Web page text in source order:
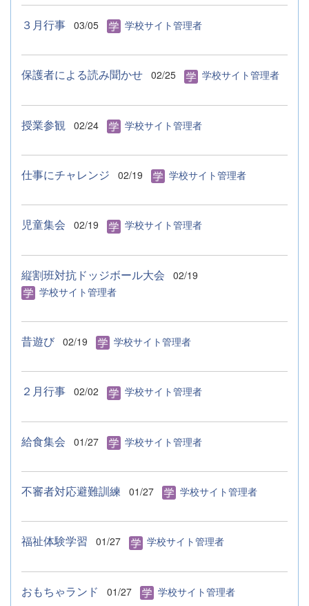
３月行事 03/05 学校サイト管理者
保護者による読み聞かせ 02/25 学校サイト管理者
授業参観 02/24 学校サイト管理者
仕事にチャレンジ 02/19 学校サイト管理者
児童集会 02/19 学校サイト管理者
縦割班対抗ドッジボール大会
02/19
学校サイト管理者
昔遊び 02/19 学校サイト管理者
２月行事 02/02 学校サイト管理者
給食集会 01/27 学校サイト管理者
不審者対応避難訓練 01/27 学校サイト管理者
福祉体験学習 01/27 学校サイト管理者
おもちゃランド 01/27 学校サイト管理者